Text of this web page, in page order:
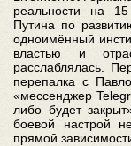
реальности на
Путина по
одноимённый
властью и
расслаблялась.
перепалка с
«мессенджер
либо будет
боевой настрой
прямой